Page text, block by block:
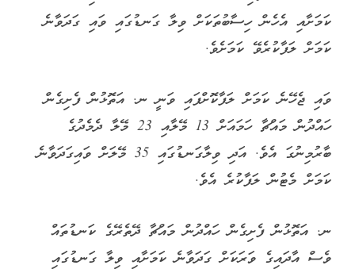
ކަމަށާއި އެހެން ހިސާބުތަކަށް ވިލާ ގަނޑުގައި ވައި ގަދަވާނެ
ކަމަށް ލަފާކުރެވޭ ކަމަށެވެ.
ވައި ޖެހޭނެ ކަމަށް ލަފާކޮށްފައި ވަނީ ނ. އަތޮޅުން ފެށިގެން
ހައްދުން މައްޗާ ހަމައަށް 13 މޭލާއި 23 މޭލާ ދެމެދުގެ
ބާރުމިނުގަ އެވެ. އަދި ވިލާގަނޑުގައި 35 މޭލަށް ވައިގަދަވާނެ
ކަމަށް މެޓުން ލަފާކުރެ އެވެ.
ނ. އަތޮޅުން ފެށިގެން ހައްދުން މައްޗާ ދޭތެރޭގެ ކަނޑުތައް
ވެސް އާދައިގެ ވަރަކަށް ގަދަވާނެ ކަމަށާއި ވިލާ ގަނޑުގައި